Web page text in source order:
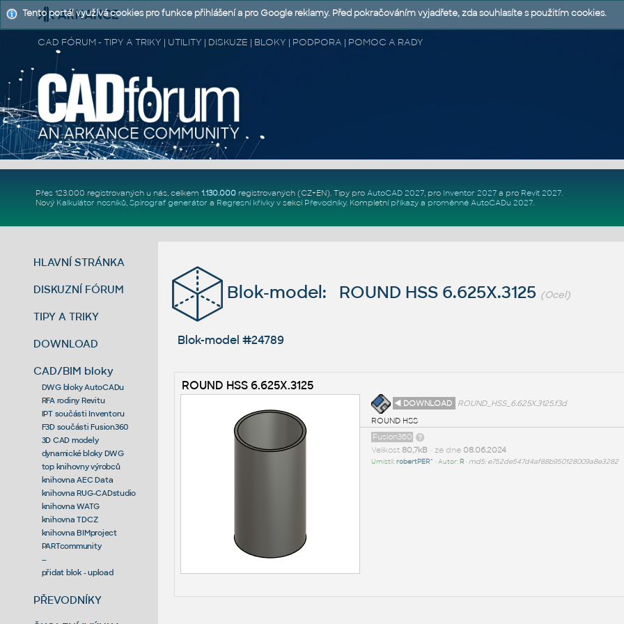
CAD FÓRUM - TIPY A TRIKY | UTILITY | DISKUZE | BLOKY | PODPORA | POMOC A RADY
Přes 123.000 registrovaných u nás, celkem 1.130.000registrovaných (CZ+EN). Tipy pro AutoCAD 2027, pro Inventor 2027a pro Revit 2027.
Nový Kalkulátor nosníků, Spirograf generátor a Regresní křivkyv sekci Převodníky. Kompletní příkazya proměnné AutoCADu 2027.
HLAVNÍ STRÁNKA
DISKUZNÍ FÓRUM
TIPY A TRIKY
DOWNLOAD
CAD/BIM bloky
DWG bloky AutoCADu
RFA rodiny Revitu
IPT součásti Inventoru
F3D součásti Fusion360
3D CAD modely
dynamické bloky DWG
top knihovny výrobců
knihovna AEC Data
knihovna RUG-CADstudio
knihovna WATG
knihovna TDCZ
knihovna BIMproject
PARTcommunity
--
přidat blok - upload
PŘEVODNÍKY
Blok-model: ROUND HSS 6.625X.3125 (Ocel)
Blok-model #24789
ROUND HSS 6.625X.3125
◄ DOWNLOAD
ROUND_HSS_6.625X.3125.f3d
ROUND HSS
Fusion360
Velikost 80,7kB• ze dne 08.06.2024
Umístil:robertPER^ • Autor: R• md5: e752de547d4af88b950128009a8e3282
Tento portál využívá cookies pro funkce přihlášení a pro Google reklamy. Před pokračováním vyjadřete, zda souhlasíte s použitím cookies.